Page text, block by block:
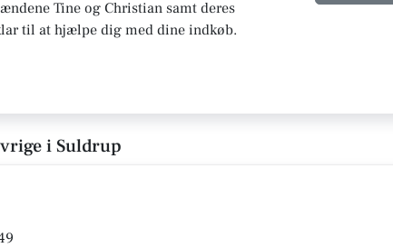
Tine og Christian samt deres
til at hjælpe dig med dine indkøb.
i Suldrup